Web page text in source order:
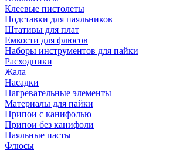
Клеевые пистолеты
Подставки для паяльников
Штативы для плат
Емкости для флюсов
Наборы инструментов для пайки
Расходники
Жала
Насадки
Нагревательные элементы
Материалы для пайки
Припои с канифолью
Припои без канифоли
Паяльные пасты
Флюсы